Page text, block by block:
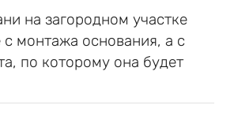
на загородном участке
с монтажа основания, а с
по которому она будет